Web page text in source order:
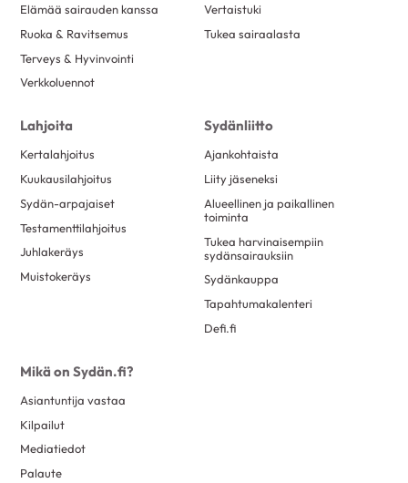
Elämää sairauden kanssa
Ruoka & Ravitsemus
Terveys & Hyvinvointi
Verkkoluennot
Vertaistuki
Tukea sairaalasta
Lahjoita
Kertalahjoitus
Kuukausilahjoitus
Sydän-arpajaiset
Testamenttilahjoitus
Juhlakeräys
Muistokeräys
Sydänliitto
Ajankohtaista
Liity jäseneksi
Alueellinen ja paikallinen
toiminta
Tukea harvinaisempiin
sydänsairauksiin
Sydänkauppa
Tapahtumakalenteri
Defi.fi
Mikä on Sydän.fi?
Asiantuntija vastaa
Kilpailut
Mediatiedot
Palaute